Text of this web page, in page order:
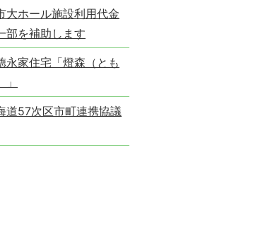
大ホール施設利用代金
部を補助します
永家住宅「燈森（とも
」
道57次区市町連携協議